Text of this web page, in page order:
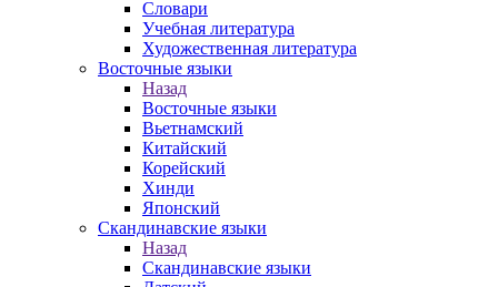
Словари
Учебная литература
Художественная литература
Восточные языки
Назад
Восточные языки
Вьетнамский
Китайский
Корейский
Хинди
Японский
Скандинавские языки
Назад
Скандинавские языки